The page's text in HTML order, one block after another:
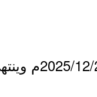
- يبدأ التقديم يوم